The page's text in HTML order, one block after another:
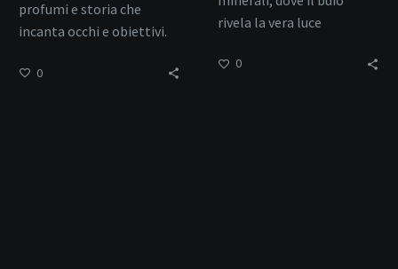
rivela la vera luce
0
profumi e storia che
incanta occhi e obiettivi.
0